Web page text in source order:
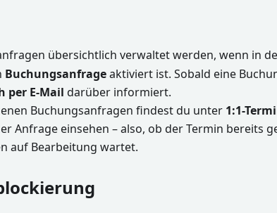
übersichtlich verwaltet werden, wenn in
Buchungsanfrageaktiviert ist. Sobald eine
per E-Mail darüber informiert.
Buchungsanfragen findest du unter 1:1-
Anfrage einsehen – also, ob der Termin bereits
auf Bearbeitung wartet.